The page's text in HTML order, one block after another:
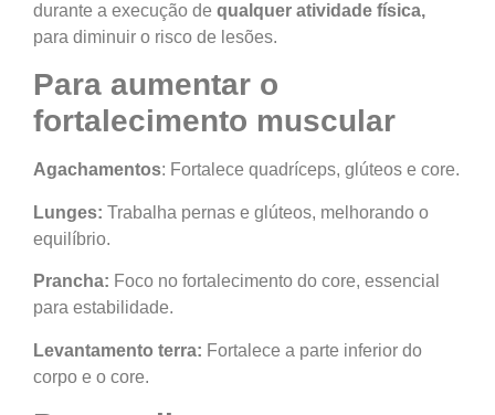
durante a execução de qualquer atividade física,
para diminuir o risco de lesões.
Para aumentar o
fortalecimento muscular
Agachamentos: Fortalece quadríceps, glúteos e core.
Lunges: Trabalha pernas e glúteos, melhorando o
equilíbrio.
Prancha: Foco no fortalecimento do core, essencial
para estabilidade.
Levantamento terra: Fortalece a parte inferior do
corpo e o core.